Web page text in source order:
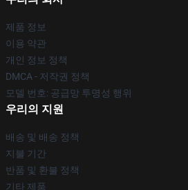
제품 정보
이용 약관
개인 정보 정책
DMCA - 저작권 정책
모델 번호: 공급망 투명성 행위
우리의 지원
배송 및 배송 정책
지불 기간
반품 및 환불 정책
기타 제품